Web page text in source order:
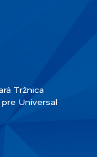
Tržnica
Universal